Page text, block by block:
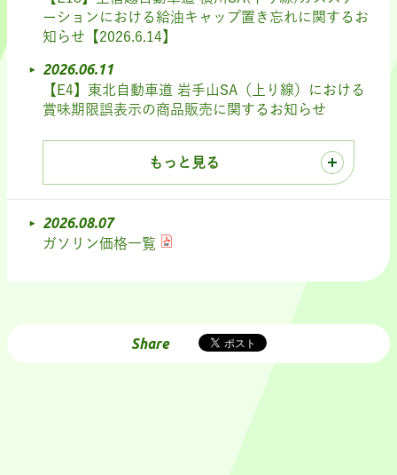
ーションにおける給油キャップ置き忘れに関するお
知らせ【2026.6.14】
2026.06.11
【E4】東北自動車道 岩手山SA（上り線）における
賞味期限誤表示の商品販売に関するお知らせ
もっと見る
2026.08.07
ガソリン価格一覧
Share